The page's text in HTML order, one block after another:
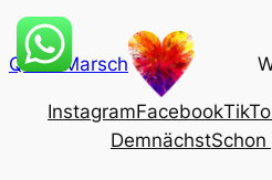
Zum
Inhalt
springen
QueerMarsch
InstagramFacebook
Demnächst